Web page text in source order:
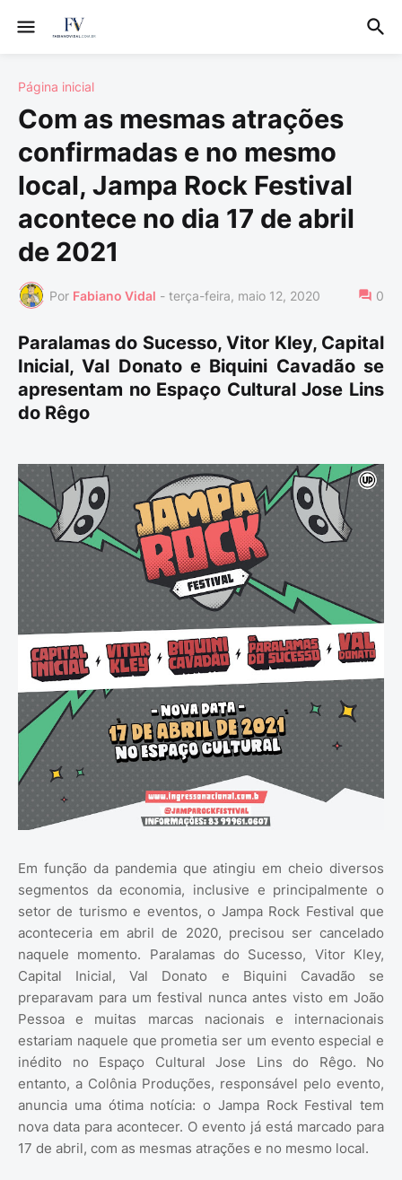
Página inicial
Com as mesmas atrações
confirmadas e no mesmo
local, Jampa Rock Festival
acontece no dia 17 de abril
de 2021
Por Fabiano Vidal - terça-feira, maio 12, 2020 0
Paralamas do Sucesso, Vitor Kley, Capital
Inicial, Val Donato e Biquini Cavadão se
apresentam no Espaço Cultural Jose Lins
do Rêgo
Em função da pandemia que atingiu em cheio diversos
segmentos da economia, inclusive e principalmente o
setor de turismo e eventos, o Jampa Rock Festival que
aconteceria em abril de 2020, precisou ser cancelado
naquele momento. Paralamas do Sucesso, Vitor Kley,
Capital Inicial, Val Donato e Biquini Cavadão se
preparavam para um festival nunca antes visto em João
Pessoa e muitas marcas nacionais e internacionais
estariam naquele que prometia ser um evento especial e
inédito no Espaço Cultural Jose Lins do Rêgo. No
entanto, a Colônia Produções, responsável pelo evento,
anuncia uma ótima notícia: o Jampa Rock Festival tem
nova data para acontecer. O evento já está marcado para
17 de abril, com as mesmas atrações e no mesmo local.